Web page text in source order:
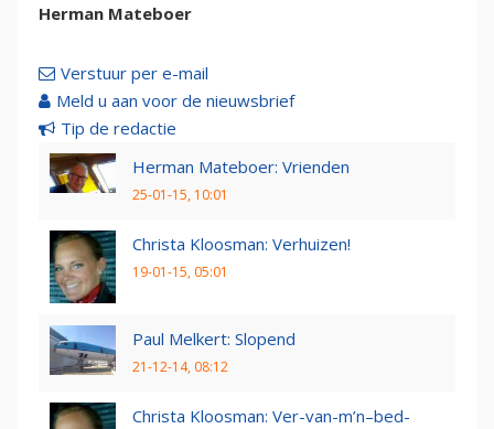
Herman Mateboer
Verstuur per e-mail
Meld u aan voor de nieuwsbrief
Tip de redactie
Herman Mateboer: Vrienden
25-01-15, 10:01
Christa Kloosman: Verhuizen!
19-01-15, 05:01
Paul Melkert: Slopend
21-12-14, 08:12
Christa Kloosman: Ver-van-m’n–bed-